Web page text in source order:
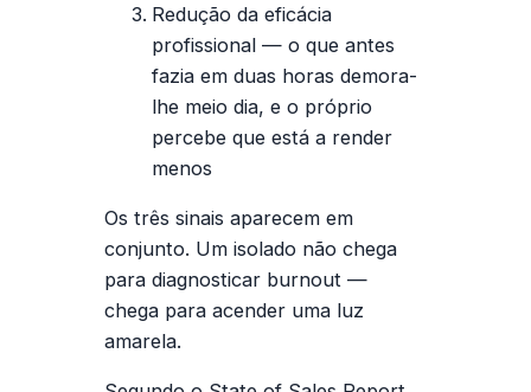
Redução da eficácia
profissional — o que antes
fazia em duas horas demora-
lhe meio dia, e o próprio
percebe que está a render
menos
Os três sinais aparecem em
conjunto. Um isolado não chega
para diagnosticar burnout —
chega para acender uma luz
amarela.